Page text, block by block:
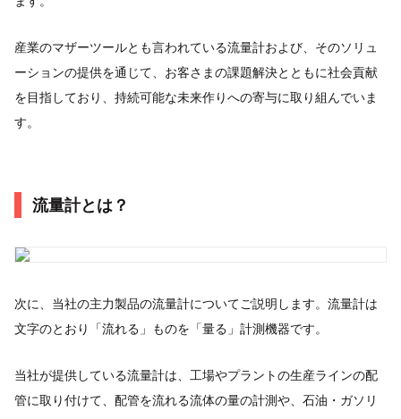
産業のマザーツールとも言われている流量計および、そのソリュ
ーションの提供を通じて、お客さまの課題解決とともに社会貢献
を目指しており、持続可能な未来作りへの寄与に取り組んでいま
す。
流量計とは？
次に、当社の主力製品の流量計についてご説明します。流量計は
文字のとおり「流れる」ものを「量る」計測機器です。
当社が提供している流量計は、工場やプラントの生産ラインの配
管に取り付けて、配管を流れる流体の量の計測や、石油・ガソリ